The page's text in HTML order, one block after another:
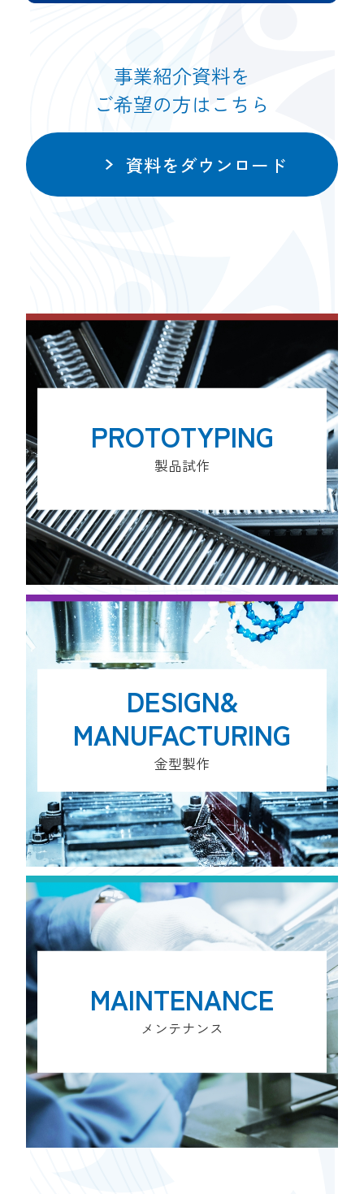
事業紹介資料を
ご希望の方はこちら
資料をダウンロード
PROTOTYPING
製品試作
DESIGN&
MANUFACTURING
金型製作
MAINTENANCE
メンテナンス